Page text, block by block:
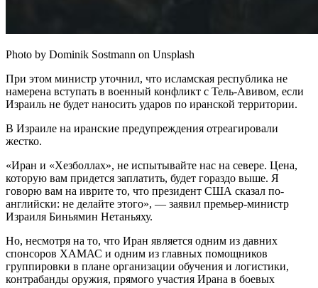
Photo by Dominik Sostmann on Unsplash
При этом министр уточнил, что исламская республика не
намерена вступать в военный конфликт с Тель-Авивом, если
Израиль не будет наносить ударов по иранской территории.
В Израиле на иранские предупреждения отреагировали
жестко.
«Иран и «Хезболлах», не испытывайте нас на севере. Цена,
которую вам придется заплатить, будет гораздо выше. Я
говорю вам на иврите то, что президент США сказал по-
английски: не делайте этого», — заявил премьер-министр
Израиля Биньямин Нетаньяху.
Но, несмотря на то, что Иран является одним из давних
спонсоров ХАМАС и одним из главных помощников
группировки в плане организации обучения и логистики,
контрабанды оружия, прямого участия Ирана в боевых